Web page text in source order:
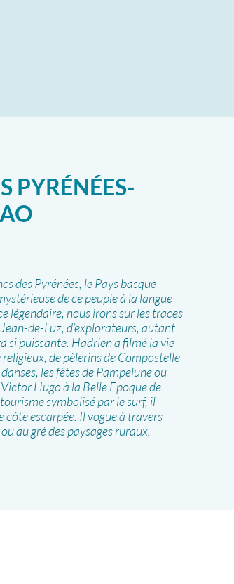
PYRÉNÉES-
des Pyrénées, le Pays basque
de ce peuple à la langue
légendaire, nous irons sur les traces
de-Luz, d’explorateurs, autant
si puissante. Hadrien a filmé la vie
religieux, de pèlerins de Compostelle
les fêtes de Pampelune ou
Hugo à la Belle Epoque de
tourisme symbolisé par le surf, il
escarpée. Il vogue à travers
au gré des paysages ruraux,